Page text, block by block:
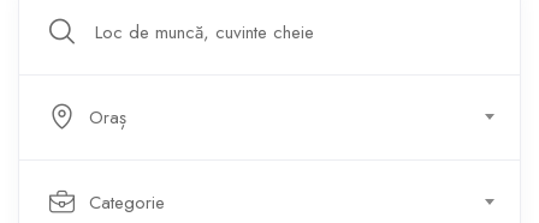
Oraș
Categorie